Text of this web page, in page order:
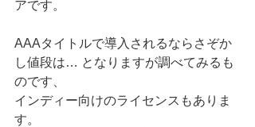
アです。
AAAタイトルで導入されるならさぞか
し値段は… となりますが調べてみるも
のです、
インディー向けのライセンスもありま
す。